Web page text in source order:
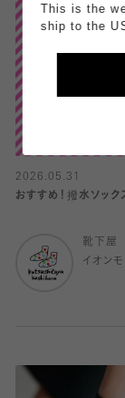
2026.05.31
おすすめ！撥水ソック
靴下屋
イオン
This is the
ship to the